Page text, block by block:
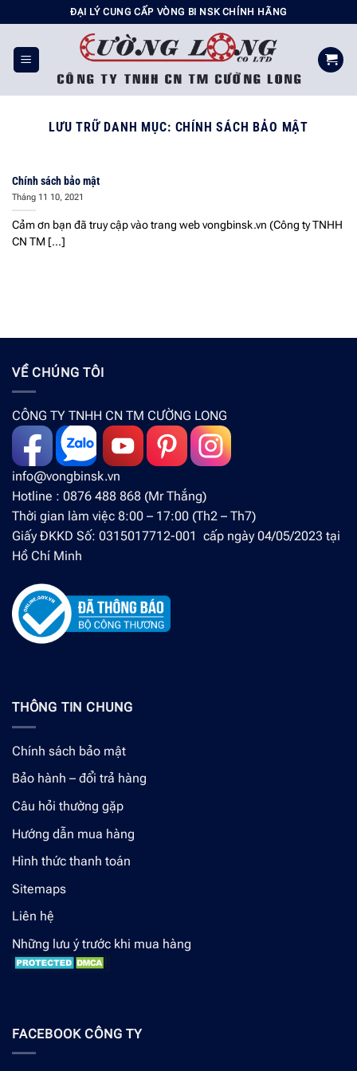
đến
nội
dung
ĐẠI LÝ CUNG CẤP VÒNG BI NSK CHÍNH HÃNG
LƯU TRỮ DANH MỤC: CHÍNH SÁCH BẢO MẬT
Chính sách bảo mật
Tháng 11 10, 2021
Cảm ơn bạn đã truy cập vào trang web vongbinsk.vn (Công ty TNHH
CN TM [...]
VỀ CHÚNG TÔI
CÔNG TY TNHH CN TM CƯỜNG LONG
info@vongbinsk.vn
Hotline : 0876 488 868 (Mr Thắng)
Thời gian làm việc 8:00 – 17:00 (Th2 – Th7)
Giấy ĐKKD Số: 0315017712-001 cấp ngày 04/05/2023 tại
Hồ Chí Minh
THÔNG TIN CHUNG
Chính sách bảo mật
Bảo hành – đổi trả hàng
Câu hỏi thường gặp
Hướng dẫn mua hàng
Hình thức thanh toán
Sitemaps
Liên hệ
Những lưu ý trước khi mua hàng
FACEBOOK CÔNG TY